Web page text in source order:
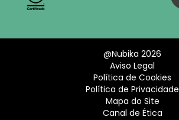
@Nubika 2026
Aviso Legal
Política de Cookies
Política de Privacidade
Mapa do Site
Canal de Ética